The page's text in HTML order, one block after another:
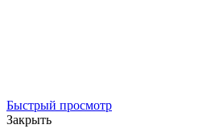
Быстрый просмотр
Закрыть